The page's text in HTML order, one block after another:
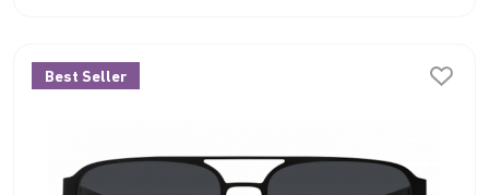
Best Seller